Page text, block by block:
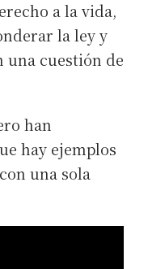
a la vida,
la ley y
una cuestión de
han
hay ejemplos
una sola